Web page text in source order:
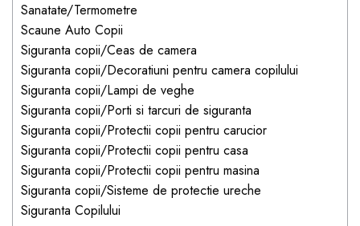
Sanatate/Termometre
Scaune Auto Copii
Siguranta copii/Ceas de camera
Siguranta copii/Decoratiuni pentru camera copilului
Siguranta copii/Lampi de veghe
Siguranta copii/Porti si tarcuri de siguranta
Siguranta copii/Protectii copii pentru carucior
Siguranta copii/Protectii copii pentru casa
Siguranta copii/Protectii copii pentru masina
Siguranta copii/Sisteme de protectie ureche
Siguranta Copilului